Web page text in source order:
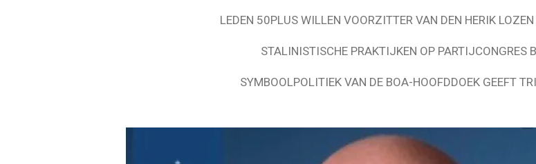
LEDEN 50PLUS WILLEN VOORZITTER VAN DEN HERIK
STALINISTISCHE PRAKTIJKEN OP PARTIJCONGRES
SYMBOOLPOLITIEK VAN DE BOA-HOOFDDOEK GEEFT